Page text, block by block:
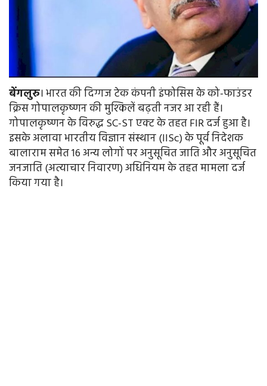
बेंगलुरु। भारत की दिग्गज टेक कंपनी इंफोसिस के को-फाउंडर
क्रिस गोपालकृष्‍णन की मुश्किलें बढ़ती नजर आ रही हैं।
गोपालकृष्‍णन के विरुद्ध SC-ST एक्‍ट के तहत FIR दर्ज हुआ है।
इसके अलावा भारतीय विज्ञान संस्थान (IISc) के पूर्व निदेशक
बालाराम समेत 16 अन्य लोगों पर अनुसूचित जाति और अनुसूचित
जनजाति (अत्याचार निवारण) अधिनियम के तहत मामला दर्ज
किया गया है।